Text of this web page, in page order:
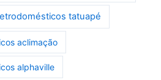
tatuapé
aclimação
alphaville